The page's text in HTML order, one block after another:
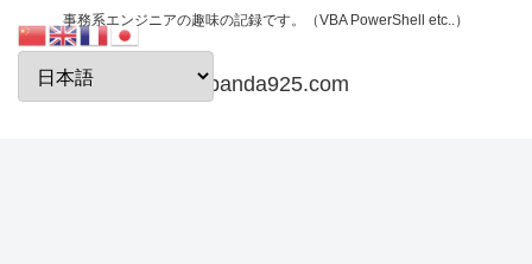
事務系エンジニアの趣味の記録です。（VBA PowerShell etc..）
papanda925.com